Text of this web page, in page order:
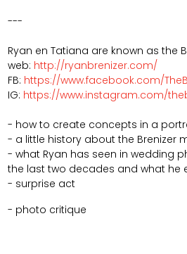
---
Ryan en Tatiana are known as the
web: http://ryanbrenizer.com/
FB: https://www.facebook.com/
IG: https://www.instagram.com/
- how to create concepts in a
- a little history about the Brenizer
- what Ryan has seen in wedding
the last two decades and what he
- surprise act
- photo critique